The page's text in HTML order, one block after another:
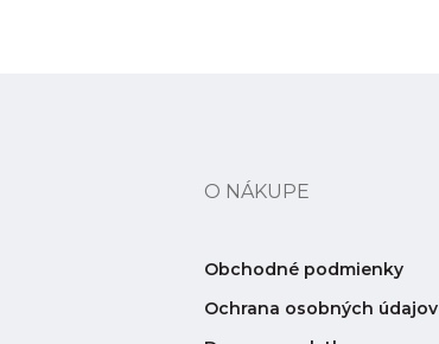
O NÁKUPE
Obchodné podmienky
Ochrana osobných údajov